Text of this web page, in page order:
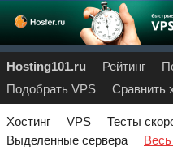
Hosting101.ru Рейтинг
Подобрать VPS
Сравнить
Хостинг VPS Тесты
Выделенные сервера
Весь